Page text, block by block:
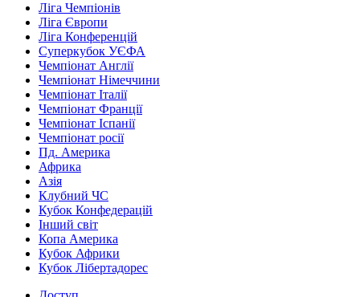
Ліга Чемпіонів
Ліга Європи
Ліга Конференцій
Суперкубок УЄФА
Чемпіонат Англії
Чемпіонат Німеччини
Чемпіонат Італії
Чемпіонат Франції
Чемпіонат Іспанії
Чемпіонат росії
Пд. Америка
Африка
Азія
Клубний ЧС
Кубок Конфедерацій
Інший світ
Копа Америка
Кубок Африки
Кубок Лібертадорес